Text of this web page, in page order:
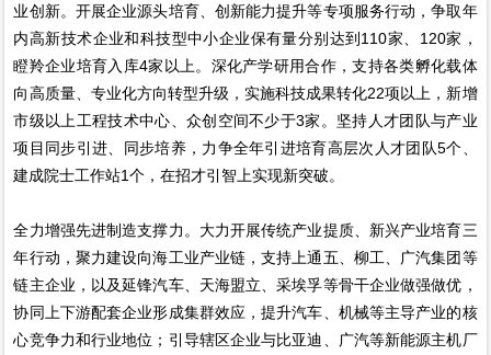
业创新。开展企业源头培育、创新能力提升等专项服务行动，争取年
内高新技术企业和科技型中小企业保有量分别达到110家、120家，
瞪羚企业培育入库4家以上。深化产学研用合作，支持各类孵化载体
向高质量、专业化方向转型升级，实施科技成果转化22项以上，新增
市级以上工程技术中心、众创空间不少于3家。坚持人才团队与产业
项目同步引进、同步培养，力争全年引进培育高层次人才团队5个、
建成院士工作站1个，在招才引智上实现新突破。
全力增强先进制造支撑力。大力开展传统产业提质、新兴产业培育三
年行动，聚力建设向海工业产业链，支持上通五、柳工、广汽集团等
链主企业，以及延锋汽车、天海盟立、采埃孚等骨干企业做强做优，
协同上下游配套企业形成集群效应，提升汽车、机械等主导产业的核
心竞争力和行业地位；引导辖区企业与比亚迪、广汽等新能源主机厂